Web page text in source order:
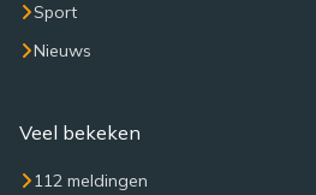
Sport
Nieuws
Veel bekeken
112 meldingen